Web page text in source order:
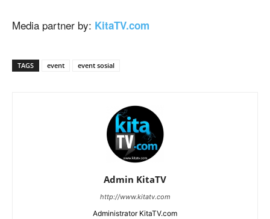
Media partner by: KitaTV.com
TAGS event event sosial
Admin KitaTV
http://www.kitatv.com
Administrator KitaTV.com